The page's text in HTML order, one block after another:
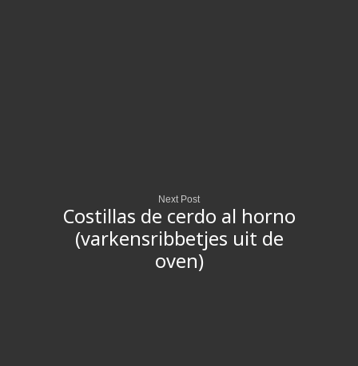
Next Post
Costillas de cerdo al horno
(varkensribbetjes uit de
oven)